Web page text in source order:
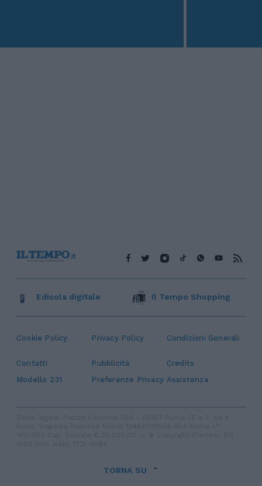
Cookie Policy Privacy Policy Condizioni Generali
Contatti Pubblicità
Credits
Modello 231
Preferenze Privacy Assistenza
Edicola digitale Il Tempo Shopping
TORNA SU